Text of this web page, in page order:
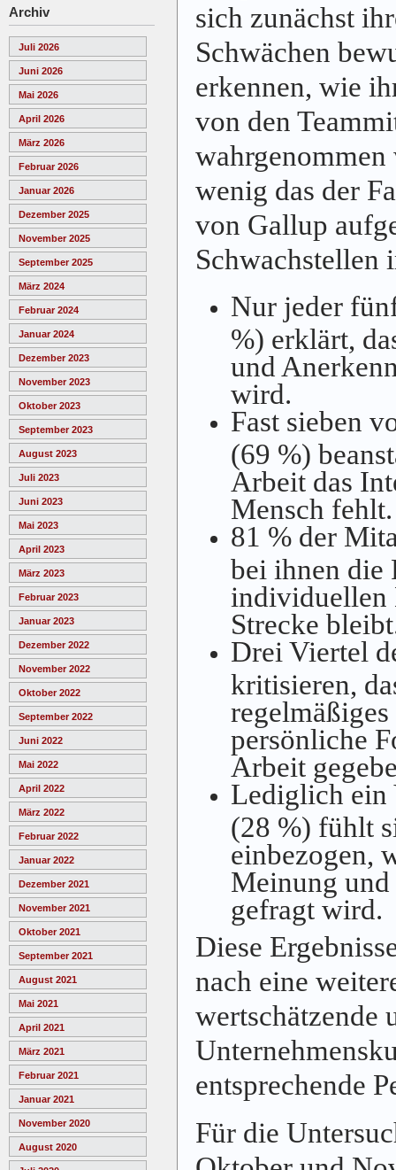
Archiv
Juli 2026
Juni 2026
Mai 2026
April 2026
März 2026
Februar 2026
Januar 2026
Dezember 2025
November 2025
September 2025
März 2024
Februar 2024
Januar 2024
Dezember 2023
November 2023
Oktober 2023
September 2023
August 2023
Juli 2023
Juni 2023
Mai 2023
April 2023
März 2023
Februar 2023
Januar 2023
Dezember 2022
November 2022
Oktober 2022
September 2022
Juni 2022
Mai 2022
April 2022
März 2022
Februar 2022
Januar 2022
Dezember 2021
November 2021
Oktober 2021
September 2021
August 2021
Mai 2021
April 2021
März 2021
Februar 2021
Januar 2021
November 2020
August 2020
sich zunächst
Schwächen
erkennen, wie
von den
wahrgenommen
wenig das der
von Gallup
Schwachstellen
Nur jeder
%) erklärt,
und
wird.
Fast sieben
(69 %)
Arbeit das
Mensch fehlt.
81 % der
bei ihnen die
individuellen
Strecke
Drei Viertel
kritisieren,
persönliche
Arbeit
Lediglich ein
(28 %) fühlt
einbezogen,
Meinung
gefragt wird.
Diese
nach eine
wertschätzende
entsprechende
Für die